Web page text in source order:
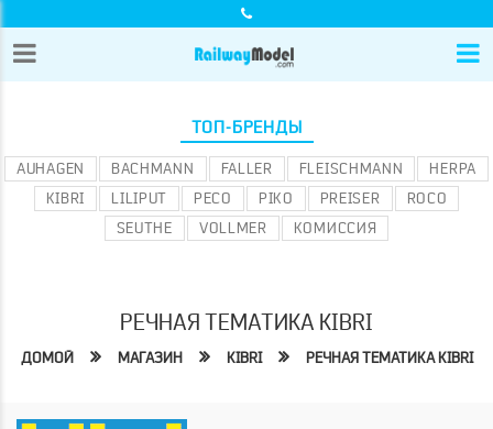
ТОП-БРЕНДЫ
AUHAGEN BACHMANN FALLER FLEISCHMANN
HERPA
KIBRI
LILIPUT PECO PIKO PREISER
ROCO
SEUTHE
VOLLMER КОМИССИЯ
РЕЧНАЯ ТЕМАТИКА KIBRI
ДОМОЙ МАГАЗИН KIBRI РЕЧНАЯ ТЕМАТИКА KIBRI